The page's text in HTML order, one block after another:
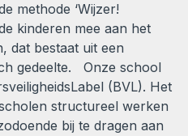
methode ‘Wijzer!
kinderen mee aan het
dat bestaat uit een
gedeelte. Onze school
(BVL). Het
structureel werken
bij te dragen aan